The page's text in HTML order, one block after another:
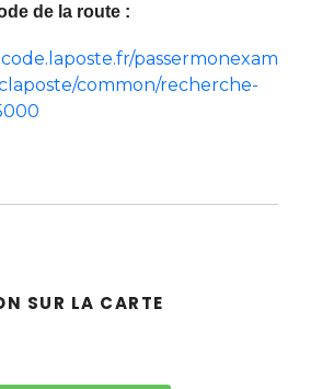
de la route :
passermonexam
common/recherche-
SUR LA CARTE